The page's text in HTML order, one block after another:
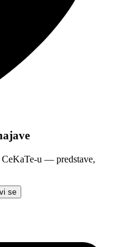
u — predstave,
se